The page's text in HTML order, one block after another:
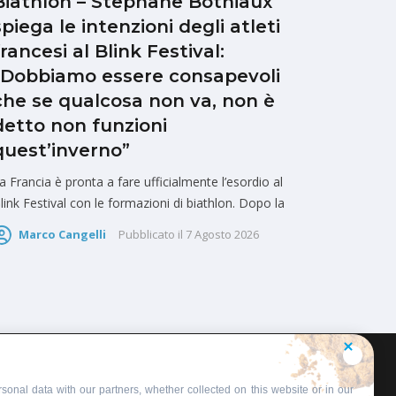
le intenzioni degli atleti
al Blink Festival:
essere consapevoli
se qualcosa non va, non è
non funzioni
Francia è pronta a fare ufficialmente l’esordio al
Festival con le formazioni di biathlon. Dopo la
Marco Cangelli Pubblicato il 7 Agosto 2026
data with our partners, whether collected on this website or in our